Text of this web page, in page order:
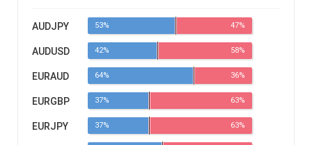
AUDJPY 53% 47%
AUDUSD 42% 58%
EURAUD 64% 36%
EURGBP 37% 63%
EURJPY 37% 63%